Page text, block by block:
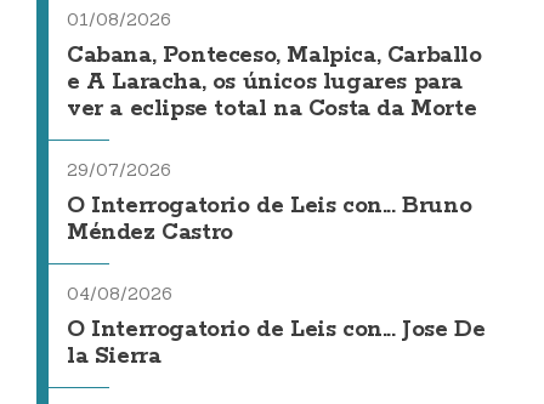
01/08/2026
Cabana, Ponteceso, Malpica, Carballo
e A Laracha, os únicos lugares para
ver a eclipse total na Costa da Morte
29/07/2026
O Interrogatorio de Leis con... Bruno
Méndez Castro
04/08/2026
O Interrogatorio de Leis con... Jose De
la Sierra